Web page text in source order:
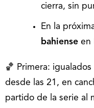
cierra, sin
En la
bahiense en
🏀 Primera:
desde las 21, en
partido de la serie al